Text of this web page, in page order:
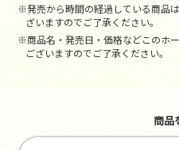
※発売から時間の経過している商品
ざいますのでご了承ください。
※商品名・発売日・価格などこのホ
ございますのでご了承ください。
商品